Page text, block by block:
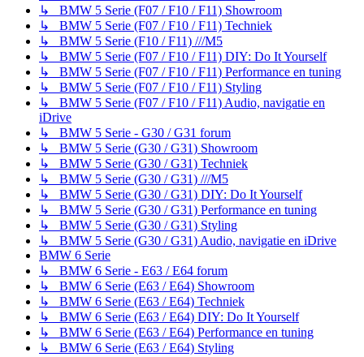
↳ BMW 5 Serie (F07 / F10 / F11) Showroom
↳ BMW 5 Serie (F07 / F10 / F11) Techniek
↳ BMW 5 Serie (F10 / F11) ///M5
↳ BMW 5 Serie (F07 / F10 / F11) DIY: Do It Yourself
↳ BMW 5 Serie (F07 / F10 / F11) Performance en tuning
↳ BMW 5 Serie (F07 / F10 / F11) Styling
↳ BMW 5 Serie (F07 / F10 / F11) Audio, navigatie en
iDrive
↳ BMW 5 Serie - G30 / G31 forum
↳ BMW 5 Serie (G30 / G31) Showroom
↳ BMW 5 Serie (G30 / G31) Techniek
↳ BMW 5 Serie (G30 / G31) ///M5
↳ BMW 5 Serie (G30 / G31) DIY: Do It Yourself
↳ BMW 5 Serie (G30 / G31) Performance en tuning
↳ BMW 5 Serie (G30 / G31) Styling
↳ BMW 5 Serie (G30 / G31) Audio, navigatie en iDrive
BMW 6 Serie
↳ BMW 6 Serie - E63 / E64 forum
↳ BMW 6 Serie (E63 / E64) Showroom
↳ BMW 6 Serie (E63 / E64) Techniek
↳ BMW 6 Serie (E63 / E64) DIY: Do It Yourself
↳ BMW 6 Serie (E63 / E64) Performance en tuning
↳ BMW 6 Serie (E63 / E64) Styling